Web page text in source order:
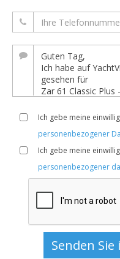
bei
auf
Boot,
Boot
Zum
Boote
Neu,
Zum
Ich gebe meine
personenbezogener
Ich gebe meine
personenbezogener